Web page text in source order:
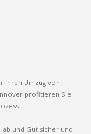
Ihren Umzug von
profitieren Sie
und Gut sicher und